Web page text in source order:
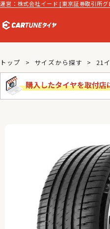
運営：株式会社イード [東京証券取引所
トップ サイズから探す 21